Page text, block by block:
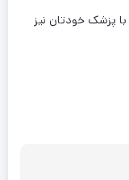
با پزشک خودتان نیز